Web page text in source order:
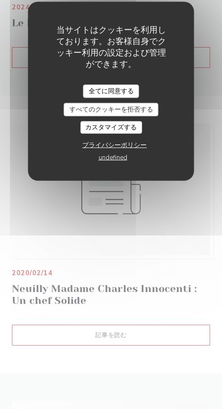
当サイトはクッキーを利用し
ております。お客様自身でク
ッキー利用の設定および管理
ができます。
全てに同意する
すべてのクッキーを拒否する
カスタマイズする
プライバシーポリシー
undefined
Le Parisien 92
2024/09/26
プレス記事を見る((新しいウィンドウで開きま
Neuilly Madame Charles Innocenti :
Un chef Solide
2020/02/14
記事を読む